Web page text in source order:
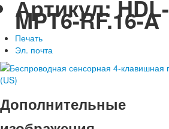
Артикул: HDL-
MPT6-RF.16-A
Печать
Эл. почта
Дополнительные